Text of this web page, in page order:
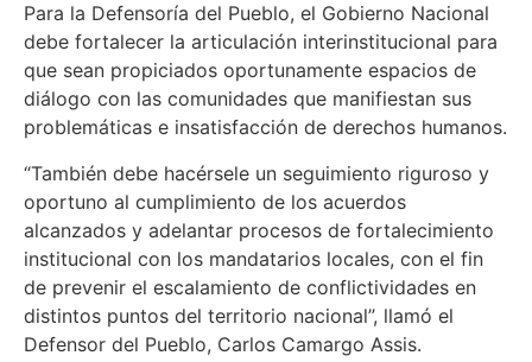
Para la Defensoría del Pueblo, el Gobierno Nacional
debe fortalecer la articulación interinstitucional para
que sean propiciados oportunamente espacios de
diálogo con las comunidades que manifiestan sus
problemáticas e insatisfacción de derechos humanos.
“También debe hacérsele un seguimiento riguroso y
oportuno al cumplimiento de los acuerdos
alcanzados y adelantar procesos de fortalecimiento
institucional con los mandatarios locales, con el fin
de prevenir el escalamiento de conflictividades en
distintos puntos del territorio nacional”, llamó el
Defensor del Pueblo, Carlos Camargo Assis.